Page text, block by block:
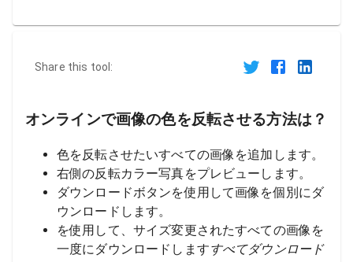
Share this tool:
オンラインで画像の色を反転させる方法は？
色を反転させたいすべての画像を追加します。
右側の反転カラー写真をプレビューします。
ダウンロードボタンを使用して画像を個別にダ
ウンロードします。
を使用して、サイズ変更されたすべての画像を
一度にダウンロードしますすべてダウンロード